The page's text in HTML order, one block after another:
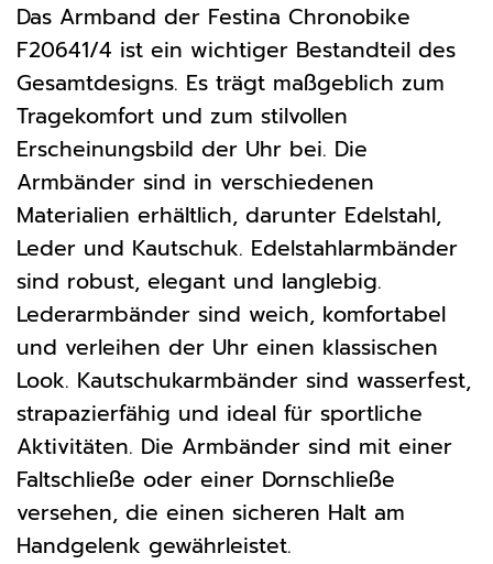
Das Armband der Festina Chronobike
F20641/4 ist ein wichtiger Bestandteil des
Gesamtdesigns. Es trägt maßgeblich zum
Tragekomfort und zum stilvollen
Erscheinungsbild der Uhr bei. Die
Armbänder sind in verschiedenen
Materialien erhältlich, darunter Edelstahl,
Leder und Kautschuk. Edelstahlarmbänder
sind robust, elegant und langlebig.
Lederarmbänder sind weich, komfortabel
und verleihen der Uhr einen klassischen
Look. Kautschukarmbänder sind wasserfest,
strapazierfähig und ideal für sportliche
Aktivitäten. Die Armbänder sind mit einer
Faltschließe oder einer Dornschließe
versehen, die einen sicheren Halt am
Handgelenk gewährleistet.